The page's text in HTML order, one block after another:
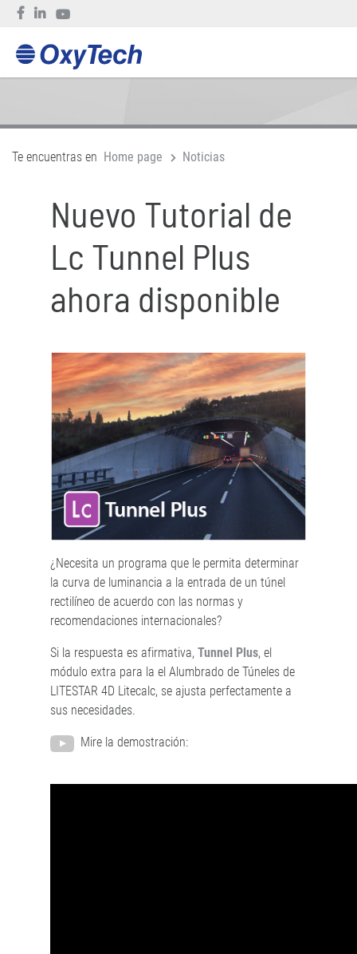
Te encuentras en Home page Noticias
Nuevo Tutorial de
Lc Tunnel Plus
ahora disponible
¿Necesita un programa que le permita determinar
la curva de luminancia a la entrada de un túnel
rectilíneo de acuerdo con las normas y
recomendaciones internacionales?
Si la respuesta es afirmativa, Tunnel Plus, el
módulo extra para la el Alumbrado de Túneles de
LITESTAR 4D Litecalc, se ajusta perfectamente a
sus necesidades.
Mire la demostración: